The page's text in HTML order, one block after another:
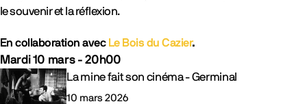
le souvenir et la réflexion.
En collaboration avec Le Bois du Cazier.
Mardi 10 mars - 20h00
Evénements La mine fait son cinéma - Germinal
10 mars 2026